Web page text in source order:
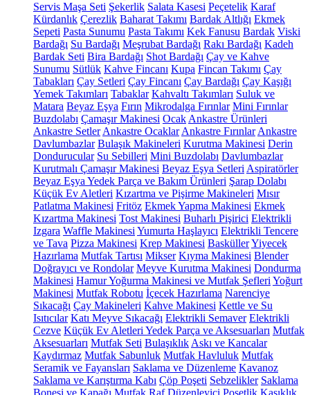
Servis Maşa Seti Şekerlik Salata Kasesi Peçetelik Karaf
Kürdanlık Çerezlik Baharat Takımı Bardak Altlığı Ekmek
Sepeti Pasta Sunumu Pasta Takımı Kek Fanusu Bardak Viski
Bardağı Su Bardağı Meşrubat Bardağı Rakı Bardağı Kadeh
Bardak Seti Bira Bardağı Shot Bardağı Çay ve Kahve
Sunumu Sütlük Kahve Fincanı Kupa Fincan Takımı Çay
Tabakları Çay Setleri Çay Fincanı Çay Bardağı Çay Kaşığı
Yemek Takımları Tabaklar Kahvaltı Takımları Suluk ve
Matara Beyaz Eşya Fırın Mikrodalga Fırınlar Mini Fırınlar
Buzdolabı Çamaşır Makinesi Ocak Ankastre Ürünleri
Ankastre Setler Ankastre Ocaklar Ankastre Fırınlar Ankastre
Davlumbazlar Bulaşık Makineleri Kurutma Makinesi Derin
Dondurucular Su Sebilleri Mini Buzdolabı Davlumbazlar
Kurutmalı Çamaşır Makinesi Beyaz Eşya Setleri Aspiratörler
Beyaz Eşya Yedek Parça ve Bakım Ürünleri Şarap Dolabı
Küçük Ev Aletleri Kızartma ve Pişirme Makineleri Mısır
Patlatma Makinesi Fritöz Ekmek Yapma Makinesi Ekmek
Kızartma Makinesi Tost Makinesi Buharlı Pişirici Elektrikli
Izgara Waffle Makinesi Yumurta Haşlayıcı Elektrikli Tencere
ve Tava Pizza Makinesi Krep Makinesi BasküllerYiyecek
Hazırlama Mutfak Tartısı Mikser Kıyma Makinesi Blender
Doğrayıcı ve Rondolar Meyve Kurutma Makinesi Dondurma
Makinesi Hamur Yoğurma Makinesi ve Mutfak Şefleri Yoğurt
Makinesi Mutfak Robotu İçecek Hazırlama Narenciye
Sıkacağı Çay Makineleri Kahve Makinesi Kettle ve Su
Isıtıcılar Katı Meyve Sıkacağı Elektrikli Semaver Elektrikli
Cezve Küçük Ev Aletleri Yedek Parça ve Aksesuarları Mutfak
Aksesuarları Mutfak Seti Bulaşıklık Askı ve Kancalar
Kaydırmaz Mutfak Sabunluk Mutfak Havluluk Mutfak
Seramik ve Fayansları Saklama ve Düzenleme Kavanoz
Saklama ve Karıştırma Kabı Çöp Poşeti Sebzelikler Saklama
Bonesi ve Kapağı Mutfak Raf Düzenleyici Poşetlik Kaşıklık